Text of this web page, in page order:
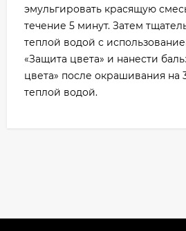
эмульгировать красящую
течение 5 минут. Затем
теплой водой с
«Защита цвета» и нанести
цвета» после окрашивания на
теплой водой.